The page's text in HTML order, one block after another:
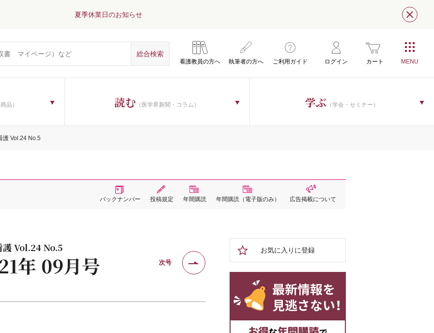
夏季休業日のお知らせ 閉じ
看護教員の方へ 執筆者の方へ ご利用ガイド ログイン カート
品） 読む （医学界新聞・コラム） 学ぶ （学会・セミナー）
護 Vol.24 No.5
バックナンバー 投稿規定 年間購読 年間購読 （電子版のみ） 広告掲載について
護 Vol.24 No.5
年 09月号 次号
お気に入りに登録